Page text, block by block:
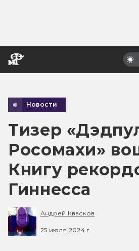
Новости
Тизер
Росомахи»
Книгу
Гиннесса
Андрей Квасков
25 июля 2024 г.